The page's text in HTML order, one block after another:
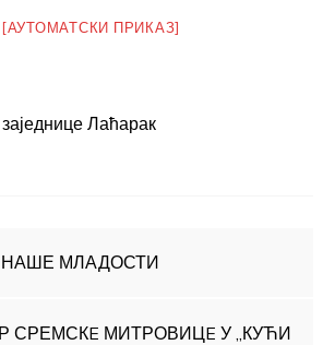
[АУТОМАТСКИ ПРИКАЗ]
Лаћарак
МЛАДОСТИ
СРЕМСКE МИТРОВИЦE У „КУЋИ